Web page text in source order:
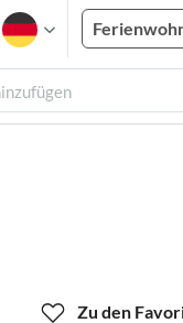
Zu den